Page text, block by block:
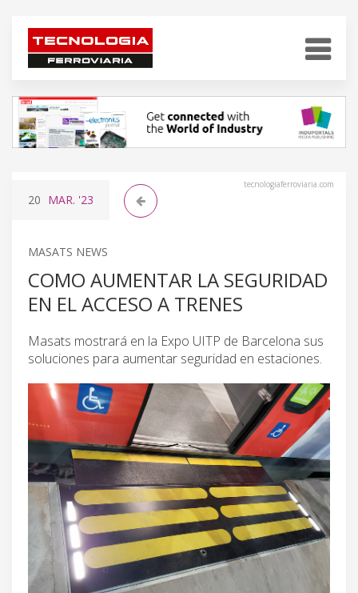
tecnologiaferroviaria.com
20 MAR. '23
MASATS NEWS
COMO AUMENTAR LA SEGURIDAD
EN EL ACCESO A TRENES
Masats mostrará en la Expo UITP de Barcelona sus
soluciones para aumentar seguridad en estaciones.